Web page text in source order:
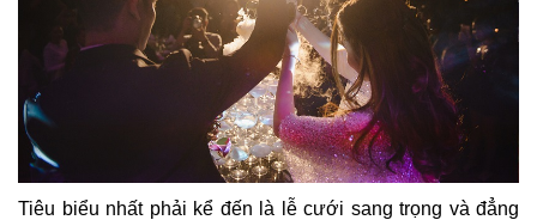
Tiêu biểu nhất phải kể đến là lễ cưới sang trọng và đẳng